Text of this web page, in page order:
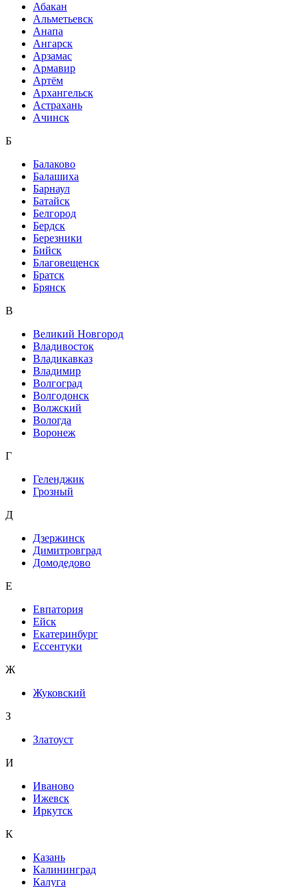
Абакан
Альметьевск
Анапа
Ангарск
Арзамас
Армавир
Артём
Архангельск
Астрахань
Ачинск
Б
Балаково
Балашиха
Барнаул
Батайск
Белгород
Бердск
Березники
Бийск
Благовещенск
Братск
Брянск
В
Великий Новгород
Владивосток
Владикавказ
Владимир
Волгоград
Волгодонск
Волжский
Вологда
Воронеж
Г
Геленджик
Грозный
Д
Дзержинск
Димитровград
Домодедово
Е
Евпатория
Ейск
Екатеринбург
Ессентуки
Ж
Жуковский
З
Златоуст
И
Иваново
Ижевск
Иркутск
К
Казань
Калининград
Калуга